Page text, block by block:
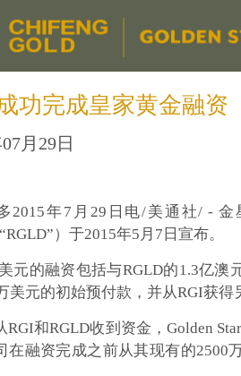
功完成皇家黄金融资
月29日
2015年7月29日电/美通社/ -
）于2015年5月7日宣布。
元的融资包括与RGLD的1.3亿澳
美元的初始预付款，并从RGI获得
RGI和RGLD收到资金，Golden
在融资完成之前从其现有的2500